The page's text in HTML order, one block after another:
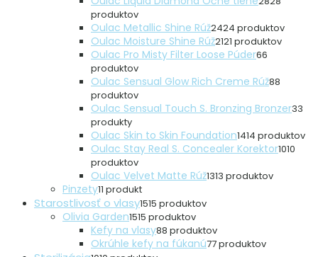
produktov
Oulac Metallic Shine Rúž2424 produktov
Oulac Moisture Shine Rúž2121 produktov
Oulac Pro Misty Filter Loose Púder66
produktov
Oulac Sensual Glow Rich Creme Rúž88
produktov
Oulac Sensual Touch S. Bronzing Bronzer33
produkty
Oulac Skin to Skin Foundation1414 produktov
Oulac Stay Real S. Concealer Korektor1010
produktov
Oulac Velvet Matte Rúž1313 produktov
Pinzety11 produkt
Starostlivosť o vlasy1515 produktov
Olivia Garden1515 produktov
Kefy na vlasy88 produktov
Okrúhle kefy na fúkanú77 produktov